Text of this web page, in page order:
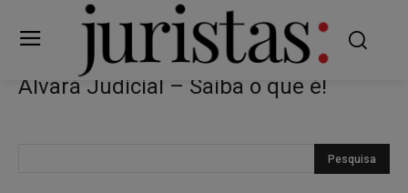
Alvará Judicial – Saiba o que é!